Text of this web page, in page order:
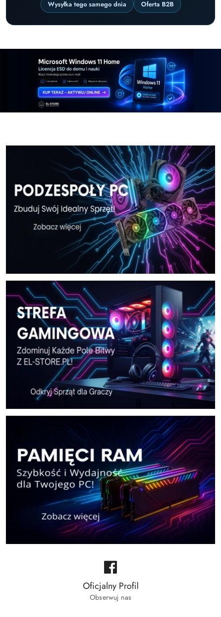
Wysyłka tego samego dnia
Oferta B2B
Pomiń karuzelę promocyjną
Oficjalny Profil
Obserwuj nas